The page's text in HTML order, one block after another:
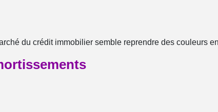
du crédit immobilier semble reprendre des couleurs